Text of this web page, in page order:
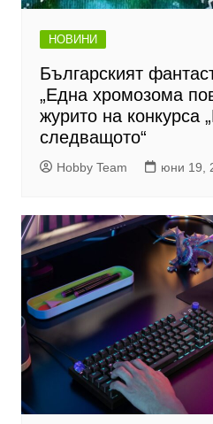
НОВИНИ
Българският
„Една хромозома
журито на конкурса
следващото“
Hobby Team юни 19,